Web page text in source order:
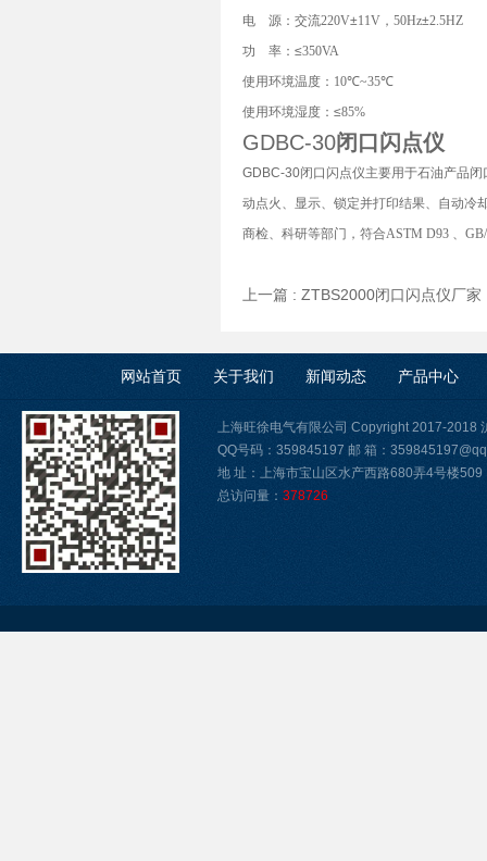
电
源：交流220V±11V ， 50Hz±2.5HZ
功
率：≤350VA
使用环境温度： 10℃~35℃
使用环境湿度：≤85%
GDBC-30闭口闪点仪
GDBC-30闭口闪点仪主要用于石油产品
动点火、显示、锁定并打印结果、自动冷
商检、科研等部门，符合ASTM D93 、
上一篇 : ZTBS2000闭口闪点仪厂家
网站首页 关于我们 新闻动态 产品中心
上海旺徐电气有限公司 Copyright 2017-2018
QQ号码：359845197 邮 箱：
地 址：上海市宝山区水产西路680弄4号楼509
总访问量： 378726